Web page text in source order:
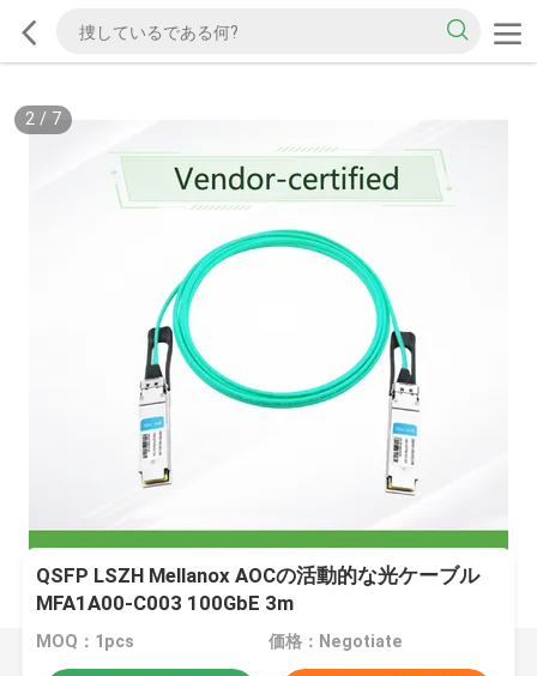
2/ 7
QSFP LSZH Mellanox AOCの活動的な光ケーブル
MFA1A00-C003 100GbE 3m
MOQ：1pcs 価格：Negotiate